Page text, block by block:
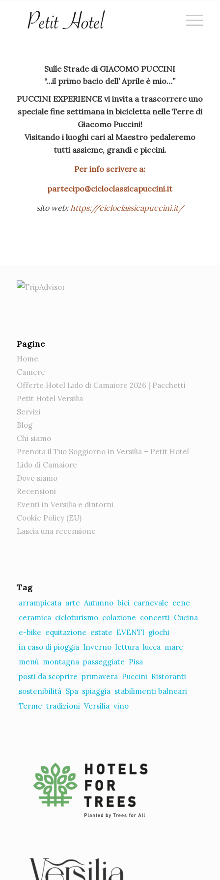
Sulle Strade di GIACOMO PUCCINI
“…il primo bacio dell’ Aprile è mio…”
PUCCINI EXPERIENCE vi invita a trascorrere uno
speciale fine settimana in bicicletta nelle Terre di
Giacomo Puccini!
Visitando i luoghi cari al Maestro pedaleremo
tutti assieme, grandi e piccini.
Per info scrivere a:
partecipo@cicloclassicapuccini.it
sito web:https://cicloclassicapuccini.it/
Pagine
Home
Camere
Offerte Hotel Lido di Camaiore 2026 | Pacchetti
Petit Hotel Versilia
Servizi
Blog
Chi siamo
Prenota il Tuo Soggiorno in Versilia – Petit Hotel
Lido di Camaiore
Dove siamo
Recensioni
Eventi in Versilia e dintorni
Cookie Policy (EU)
Lascia una recensione
Tag
arrampicata arte Autunno bici carnevale cene
ceramica cicloturismo colazione concerti Cucina
e-bike equitazione estate EVENTI giochi
in caso di pioggia Inverno lettura lucca mare
menù montagna passeggiate Pisa
posti da scoprire primavera Puccini Ristoranti
sostenibilità Spa spiaggia stabilimenti balneari
Terme tradizioni Versilia vino